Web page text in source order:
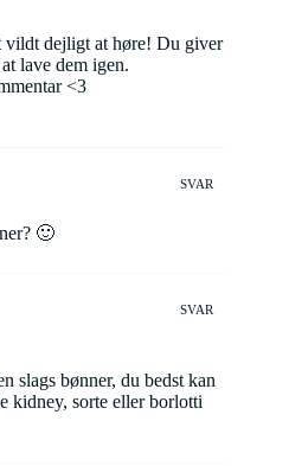
vildt dejligt at høre! Du giver
lave dem igen.
<3
SVAR
🙂
SVAR
slags bønner, du bedst kan
kidney, sorte eller borlotti